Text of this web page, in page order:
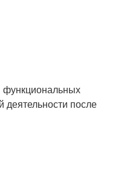
функциональных
деятельности после